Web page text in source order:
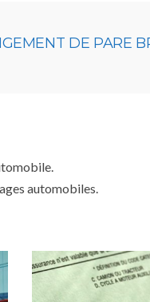
DE PARE
automobiles.